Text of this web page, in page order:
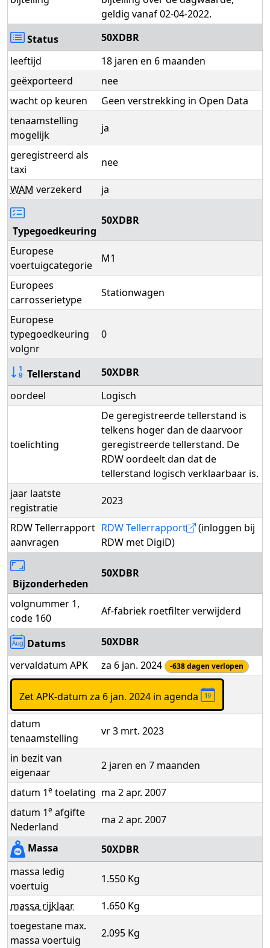
geldig vanaf 02-04-2022.
Status
50XDBR
leeftijd
18 jaren en 6 maanden
geëxporteerd
nee
wacht op keuren
Geen verstrekking in Open Data
tenaamstelling
mogelijk
ja
geregistreerd als
taxi
nee
WAM verzekerd ja
Typegoedkeuring
50XDBR
Europese
voertuigcategorie
M1
Europees
carrosserietype
Stationwagen
Europese
typegoedkeuring
volgnr
0
Tellerstand
50XDBR
oordeel
Logisch
toelichting
De geregistreerde tellerstand is
telkens hoger dan de daarvoor
geregistreerde tellerstand. De
RDW oordeelt dan dat de
tellerstand logisch verklaarbaar is.
jaar laatste
registratie
2023
RDW Tellerrapport
aanvragen
RDW Tellerrapport
(inloggen bij
RDW met DigiD)
Bijzonderheden
50XDBR
volgnummer 1,
code 160
Af-fabriek roetfilter verwijderd
Datums
50XDBR
vervaldatum APK
za 6 jan. 2024 -638 dagen verlopen
Zet APK-datum za 6 jan. 2024 in agenda
datum
tenaamstelling
vr 3 mrt. 2023
in bezit van
eigenaar
2 jaren en 7 maanden
datum 1e toelating ma 2 apr. 2007
datum 1e afgifte
Nederland
ma 2 apr. 2007
Massa
50XDBR
massa ledig
voertuig
1.550 Kg
massa rijklaar
1.650 Kg
toegestane max.
massa voertuig
2.095 Kg